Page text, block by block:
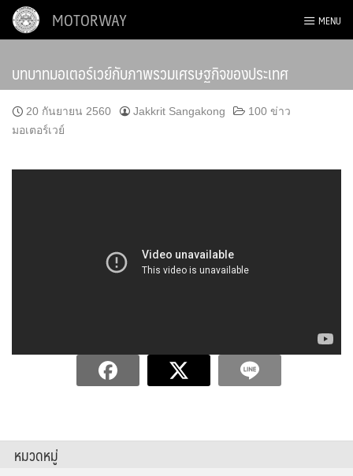
Skip
MOTORWAY MENU
บทบาทมอเตอร์เวย์กับภาพรวมเศรษฐกิจของประเทศ
20 กันยายน 2560 Jakkrit Sangakong
100 ข่าว
มอเตอร์เวย์
หมวดหมู่